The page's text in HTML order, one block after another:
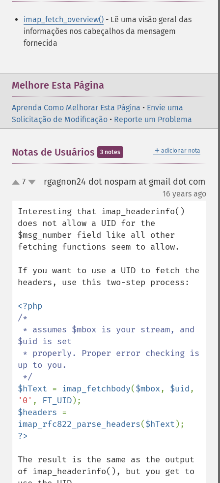
imap_fetch_overview() - Lê uma visão geral das
informações nos cabeçalhos da mensagem
fornecida
Melhore Esta Página
Aprenda Como Melhorar Esta Página • Envie uma
Solicitação de Modificação • Reporte um Problema
＋ adicionar nota
Notas de Usuários 3 notes
up7 rgagnon24 dot nospam at gmail dot com
16 years ago
Interesting that imap_headerinfo()
does not allow a UID for the
$msg_number field like all other
fetching functions seem to allow.
If you want to use a UID to fetch the
headers, use this two-step process:
/*
$uid is set
up to you.
$hText = imap_fetchbody($mbox, $uid
'0' , FT_UID
$headers
imap_rfc822_parse_headers($hText
The result is the same as the output
of imap_headerinfo(), but you get to